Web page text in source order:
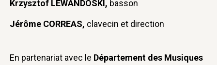
Krzysztof LEWANDOSKI, basson
Jérôme CORREAS, clavecin et direction
En partenariat avec le Département des Musiques